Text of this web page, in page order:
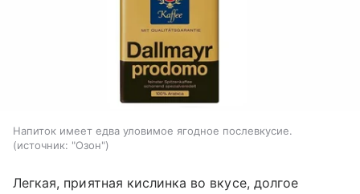
Напиток имеет едва уловимое ягодное послевкусие.
источник: "Озон"
Легкая, приятная кислинка во вкусе, долгое